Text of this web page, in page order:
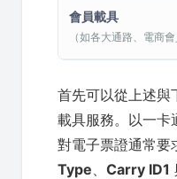
會員載具
（如各大通路、電商會
首先可以從上述與
載具服務。以一卡
對電子票證通常要
Type、 Carry ID1